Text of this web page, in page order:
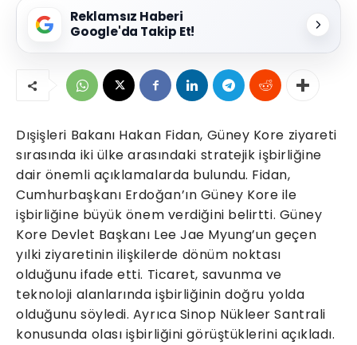
Reklamsız Haberi
Google'da Takip Et!
Dışişleri Bakanı Hakan Fidan, Güney Kore ziyareti
sırasında iki ülke arasındaki stratejik işbirliğine
dair önemli açıklamalarda bulundu. Fidan,
Cumhurbaşkanı Erdoğan’ın Güney Kore ile
işbirliğine büyük önem verdiğini belirtti. Güney
Kore Devlet Başkanı Lee Jae Myung’un geçen
yılki ziyaretinin ilişkilerde dönüm noktası
olduğunu ifade etti. Ticaret, savunma ve
teknoloji alanlarında işbirliğinin doğru yolda
olduğunu söyledi. Ayrıca Sinop Nükleer Santrali
konusunda olası işbirliğini görüştüklerini açıkladı.